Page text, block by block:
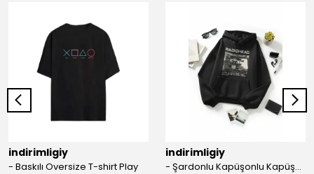
indirimligiy
- Baskılı Oversize T-shirt Play
indirimligiy
- Şardonlu Kapüşonlu Kapüşonlu Kanguru Cep Oversize Lastik Paça Sweatshirt Takimi